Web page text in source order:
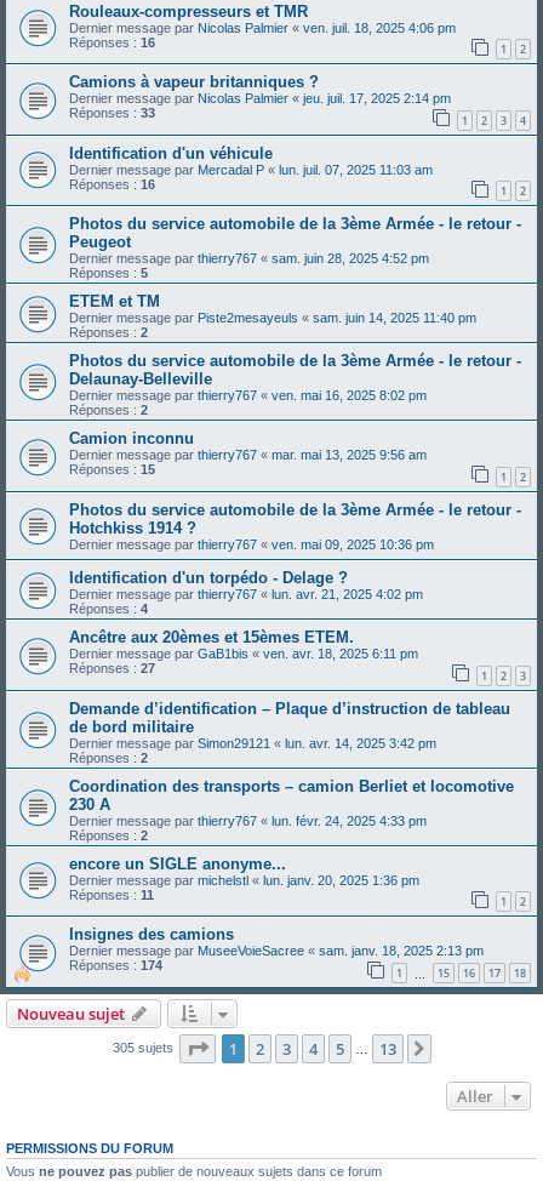
Rouleaux-compresseurs et TMR
Dernier message par Nicolas Palmier « ven. juil. 18, 2025 4:06 pm
Réponses : 16 1 2
Camions à vapeur britanniques ?
Dernier message par Nicolas Palmier « jeu. juil. 17, 2025 2:14 pm
Réponses : 33 1 2 3 4
Identification d'un véhicule
Dernier message par Mercadal P « lun. juil. 07, 2025 11:03 am
Réponses : 16 1 2
Photos du service automobile de la 3ème Armée - le retour -
Peugeot
Dernier message par thierry767 « sam. juin 28, 2025 4:52 pm
Réponses : 5
ETEM et TM
Dernier message par Piste2mesayeuls « sam. juin 14, 2025 11:40 pm
Réponses : 2
Photos du service automobile de la 3ème Armée - le retour -
Delaunay-Belleville
Dernier message par thierry767 « ven. mai 16, 2025 8:02 pm
Réponses : 2
Camion inconnu
Dernier message par thierry767 « mar. mai 13, 2025 9:56 am
Réponses : 15 1 2
Photos du service automobile de la 3ème Armée - le retour -
Hotchkiss 1914 ?
Dernier message par thierry767 « ven. mai 09, 2025 10:36 pm
Identification d'un torpédo - Delage ?
Dernier message par thierry767 « lun. avr. 21, 2025 4:02 pm
Réponses : 4
Ancêtre aux 20èmes et 15èmes ETEM.
Dernier message par GaB1bis « ven. avr. 18, 2025 6:11 pm
Réponses : 27 1 2 3
Demande d’identification – Plaque d’instruction de tableau
de bord militaire
Dernier message par Simon29121 « lun. avr. 14, 2025 3:42 pm
Réponses : 2
Coordination des transports – camion Berliet et locomotive
230 A
Dernier message par thierry767 « lun. févr. 24, 2025 4:33 pm
Réponses : 2
encore un SIGLE anonyme...
Dernier message par michelstl « lun. janv. 20, 2025 1:36 pm
Réponses : 11 1 2
Insignes des camions
Dernier message par MuseeVoieSacree « sam. janv. 18, 2025 2:13 pm
Réponses : 174 1 15 16 17 18
Nouveau sujet
305 sujets Page 1sur13
1 2 3 4 5 13
Aller
PERMISSIONS DU FORUM
Vous ne pouvez pas publier de nouveaux sujets dans ce forum